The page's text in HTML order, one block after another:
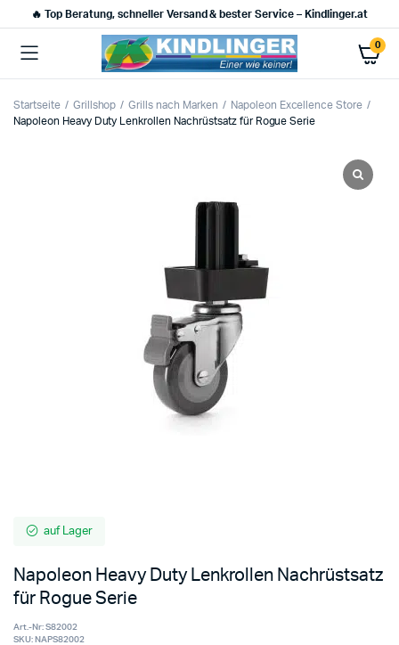
🔥 Top Beratung, schneller Versand & bester Service – Kindlinger.at
0
Startseite Grillshop Grills nach Marken
Napoleon Excellence Store
Napoleon Heavy Duty Lenkrollen Nachrüstsatz für Rogue Serie
auf Lager
Napoleon Heavy Duty Lenkrollen Nachrüstsatz
für Rogue Serie
Art.-Nr:S82002
SKU: NAPS82002